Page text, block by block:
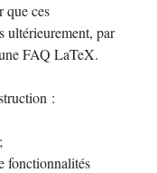
que ces
ultérieurement, par
FAQ LaTeX.
:
;
fonctionnalités